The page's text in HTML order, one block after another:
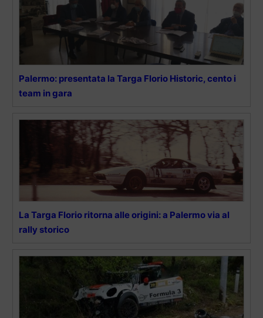
Palermo: presentata la Targa Florio Historic, cento i
team in gara
La Targa Florio ritorna alle origini: a Palermo via al
rally storico